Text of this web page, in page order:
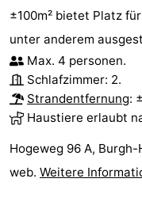
Duin
Katwijk
-
Scheveningen
-
Den
Haag
-
Rotterdam
-
±100m² bietet Platz
unter anderem
Max. 4 personen.
Schlafzimmer: 2.
Strandentfernung:
Haustiere erlaubt
Hogeweg 96 A,
web. Weitere